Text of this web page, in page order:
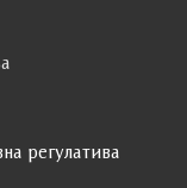
регулатива